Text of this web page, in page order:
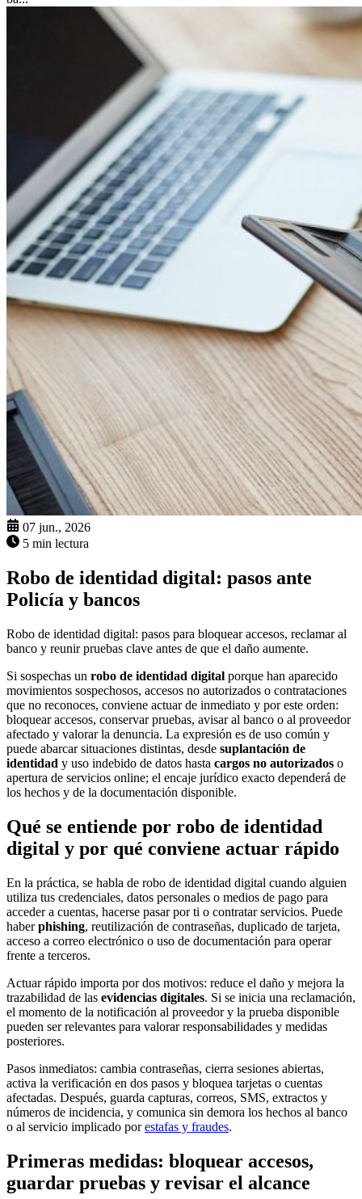
07 jun., 2026
5 min lectura
Robo de identidad digital: pasos ante
Policía y bancos
Robo de identidad digital: pasos para bloquear accesos, reclamar al
banco y reunir pruebas clave antes de que el daño aumente.
Si sospechas un robo de identidad digital porque han aparecido
movimientos sospechosos, accesos no autorizados o contrataciones
que no reconoces, conviene actuar de inmediato y por este orden:
bloquear accesos, conservar pruebas, avisar al banco o al proveedor
afectado y valorar la denuncia. La expresión es de uso común y
puede abarcar situaciones distintas, desde suplantación de
identidad y uso indebido de datos hasta cargos no autorizados o
apertura de servicios online; el encaje jurídico exacto dependerá de
los hechos y de la documentación disponible.
Qué se entiende por robo de identidad
digital y por qué conviene actuar rápido
En la práctica, se habla de robo de identidad digital cuando alguien
utiliza tus credenciales, datos personales o medios de pago para
acceder a cuentas, hacerse pasar por ti o contratar servicios. Puede
haberphishing, reutilización de contraseñas, duplicado de tarjeta,
acceso a correo electrónico o uso de documentación para operar
frente a terceros.
Actuar rápido importa por dos motivos: reduce el daño y mejora la
trazabilidad de las evidencias digitales. Si se inicia una reclamación,
el momento de la notificación al proveedor y la prueba disponible
pueden ser relevantes para valorar responsabilidades y medidas
posteriores.
Pasos inmediatos: cambia contraseñas, cierra sesiones abiertas,
activa la verificación en dos pasos y bloquea tarjetas o cuentas
afectadas. Después, guarda capturas, correos, SMS, extractos y
números de incidencia, y comunica sin demora los hechos al banco
o al servicio implicado porestafas y fraudes.
Primeras medidas: bloquear accesos,
guardar pruebas y revisar el alcance